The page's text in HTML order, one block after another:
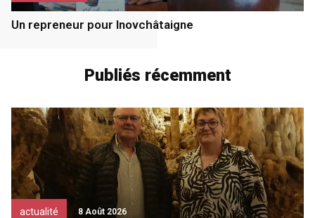
Un repreneur pour Inovchâtaigne
Publiés récemment
actualité 8 Août 2026